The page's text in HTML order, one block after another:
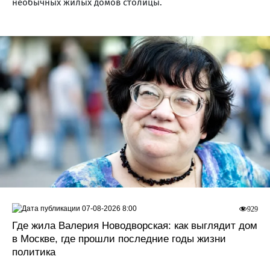
необычных жилых домов столицы.
Где жила Валерия Новодворская: как выглядит дом
в Москве, где прошли последние годы жизни
политика
929
07-08-2026 8:00